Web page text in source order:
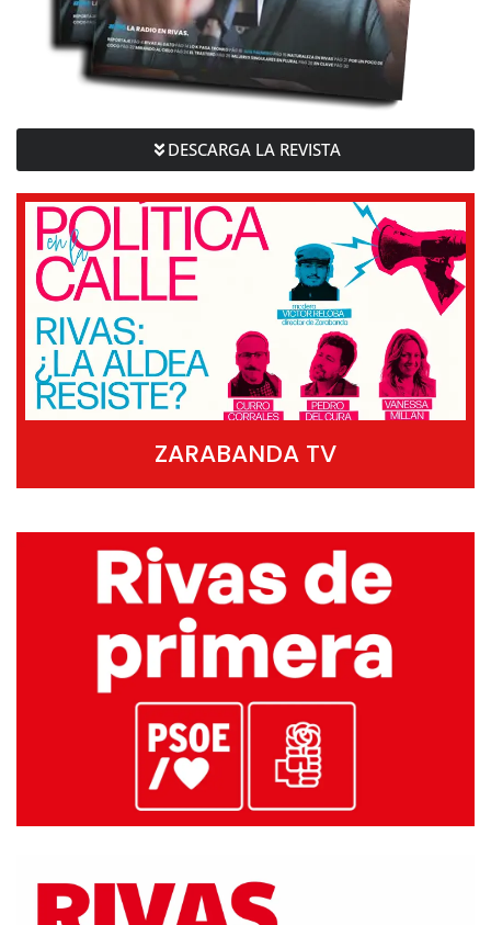
DESCARGA LA REVISTA
ZARABANDA TV